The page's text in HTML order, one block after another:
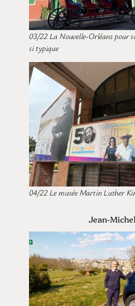
03/22 La Nouvelle-Orléans pour
si typique
04/22 Le musée Martin Luther
Jean-Michel